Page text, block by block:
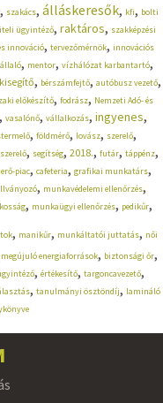
, szakács, álláskeresők, kfi, bolti
ügyintéző, raktáros, szakképzési
innováció, tervezőmérnök, innovációs
, mentor, vízhálózat karbantartó,
, bérszámfejtő, autóbusz vezető,
előkészítő, fodrász, Nemzeti Adó- és
, vasalónő, vállalkozás, ingyenes,
, földmérő, lovász, szerelő,
, segítség, 2018., futár, táppénz,
piac, cafeteria, grafikai munkatárs,
, munkavédelemi ellenőrzés,
, munkaügyi ellenőrzés, pedikűr,
, manikűr, munkáltatói juttatás, női
megújuló energiaforrások, biztonsági őr,
, értékesítő, targoncavezető,
, tanulmányi ösztöndíj, lamináló